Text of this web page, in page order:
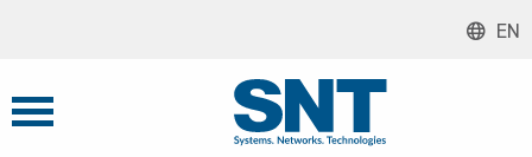
EN